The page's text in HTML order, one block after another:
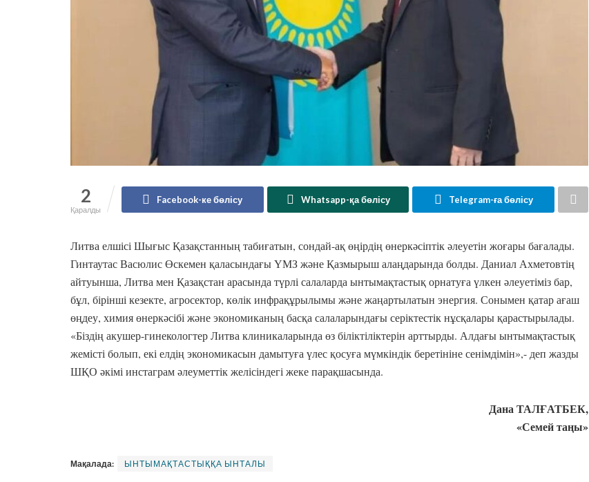
2
Қаралды
Facebook-ке бөлісу Whatsapp-қа бөлісу Telegram-ға бөлісу
Литва елшісі Шығыс Қазақстанның табиғатын, сондай-ақ өңірдің өнеркәсіптік әлеуетін жоғары бағалады.
Гинтаутас Васюлис Өскемен қаласындағы ҮМЗ және Қазмырыш алаңдарында болды. Даниал Ахметовтің
айтуынша, Литва мен Қазақстан арасында түрлі салаларда ынтымақтастық орнатуға үлкен әлеуетіміз бар,
бұл, бірінші кезекте, агросектор, көлік инфрақұрылымы және жаңартылатын энергия. Сонымен қатар ағаш
өңдеу, химия өнеркәсібі және экономиканың басқа салаларындағы серіктестік нұсқалары қарастырылады.
«Біздің акушер-гинекологтер Литва клиникаларында өз біліктіліктерін арттырды. Алдағы ынтымақтастық
жемісті болып, екі елдің экономикасын дамытуға үлес қосуға мүмкіндік беретініне сенімдімін»,- деп жазды
ШҚО әкімі инстаграм әлеуметтік желісіндегі жеке парақшасында.
Дана ТАЛҒАТБЕК,
«Семей таңы»
Мақалада: ЫНТЫМАҚТАСТЫҚҚА ЫНТАЛЫ